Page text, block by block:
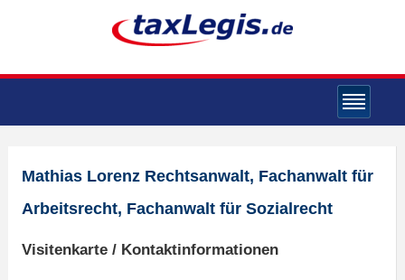
Mathias Lorenz Rechtsanwalt, Fachanwalt für
Arbeitsrecht, Fachanwalt für Sozialrecht
Visitenkarte / Kontaktinformationen